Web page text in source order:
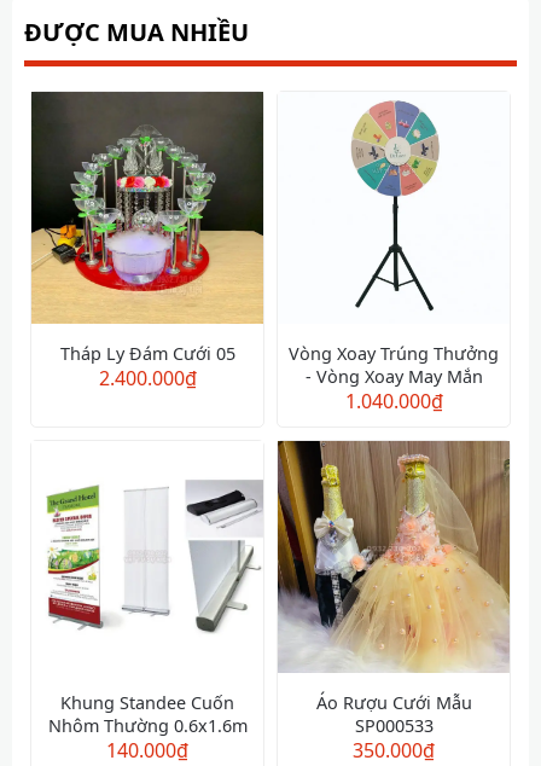
ĐƯỢC MUA NHIỀU
Tháp Ly Đám Cưới 05
2.400.000₫
Vòng Xoay Trúng Thưởng
- Vòng Xoay May Mắn
1.040.000₫
Khung Standee Cuốn
Nhôm Thường 0.6x1.6m
140.000₫
Áo Rượu Cưới Mẫu
SP000533
350.000₫